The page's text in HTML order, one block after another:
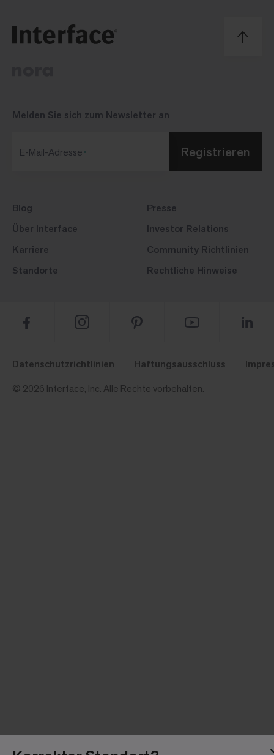
Blog
Über Interface
Karriere
Standorte
Presse
Investor Relations
Community Richtlinien
Rechtliche Hinweise
Melden Sie sich zum Newsletter an
E-Mail-Adresse Registrieren
Datenschutzrichtlinien Haftungsausschluss
© 2026 Interface, Inc. Alle Rechte vorbehalten.